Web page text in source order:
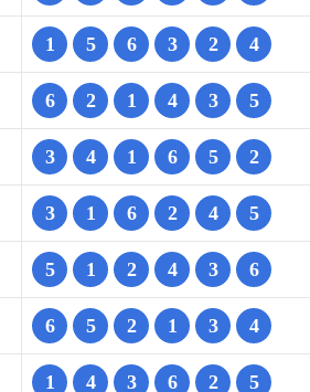
1 5 6 3 2 4
6 2 1 4 3 5
3 4 1 6 5 2
3 1 6 2 4 5
5 1 2 4 3 6
6 5 2 1 3 4
1 4 3 6 2 5